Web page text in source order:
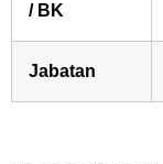
/ BK
Jabatan